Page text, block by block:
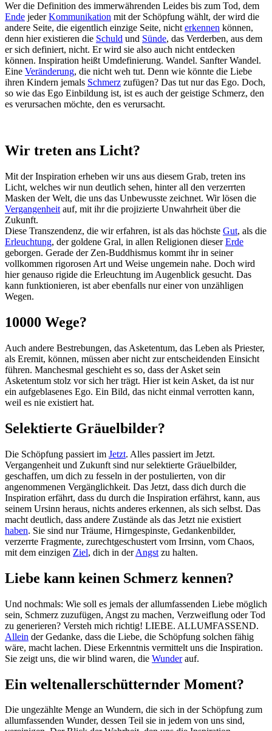
Wer die Definition des immerwährenden Leides bis zum Tod, dem
Ende jederKommunikation mit der Schöpfung wählt, der wird die
andere Seite, die eigentlich einzige Seite, nicht erkennen können,
denn hier existieren die Schuld und Sünde, das Verderben, aus dem
er sich definiert, nicht. Er wird sie also auch nicht entdecken
können. Inspiration heißt Umdefinierung. Wandel. Sanfter Wandel.
Eine Veränderung, die nicht weh tut. Denn wie könnte die Liebe
ihren Kindern jemals Schmerz zufügen? Das tut nur das Ego. Doch,
so wie das Ego Einbildung ist, ist es auch der geistige Schmerz, den
es verursachen möchte, den es verursacht.
Wir treten ans Licht?
Mit der Inspiration erheben wir uns aus diesem Grab, treten ins
Licht, welches wir nun deutlich sehen, hinter all den verzerrten
Masken der Welt, die uns das Unbewusste zeichnet. Wir lösen die
Vergangenheit auf, mit ihr die projizierte Unwahrheit über die
Zukunft.
Diese Transzendenz, die wir erfahren, ist als das höchste Gut, als die
Erleuchtung, der goldene Gral, in allen Religionen dieserErde
geborgen. Gerade der Zen-Buddhismus kommt ihr in seiner
vollkommen rigorosen Art und Weise ungemein nahe. Doch wird
hier genauso rigide die Erleuchtung im Augenblick gesucht. Das
kann funktionieren, ist aber ebenfalls nur einer von unzähligen
Wegen.
10000 Wege?
Auch andere Bestrebungen, das Asketentum, das Leben als Priester,
als Eremit, können, müssen aber nicht zur entscheidenden Einsicht
führen. Manchesmal geschieht es so, dass der Asket sein
Asketentum stolz vor sich her trägt. Hier ist kein Asket, da ist nur
ein aufgeblasenes Ego. Ein Bild, das nicht einmal verrotten kann,
weil es nie existiert hat.
Selektierte Gräuelbilder?
Die Schöpfung passiert im Jetzt. Alles passiert im Jetzt.
Vergangenheit und Zukunft sind nur selektierte Gräuelbilder,
geschaffen, um dich zu fesseln in der postulierten, von dir
angenommenen Vergänglichkeit. Das Jetzt, dass dich durch die
Inspiration erfährt, dass du durch die Inspiration erfährst, kann, aus
seinem Ursinn heraus, nichts anderes erkennen, als sich selbst. Das
macht deutlich, dass andere Zustände als das Jetzt nie existiert
haben. Sie sind nur Träume, Hirngespinste, Gedankenbilder,
verzerrte Fragmente, zurechtgeschustert vom Irrsinn, vom Chaos,
mit dem einzigen Ziel, dich in derAngst zu halten.
Liebe kann keinen Schmerz kennen?
Und nochmals: Wie soll es jemals der allumfassenden Liebe möglich
sein, Schmerz zuzufügen, Angst zu machen, Verzweiflung oder Tod
zu generieren? Versteh mich richtig! LIEBE. ALLUMFASSEND.
Allein der Gedanke, dass die Liebe, die Schöpfung solchen fähig
wäre, macht lachen. Diese Erkenntnis vermittelt uns die Inspiration.
Sie zeigt uns, die wir blind waren, die Wunderauf.
Ein weltenallerschütternder Moment?
Die ungezählte Menge an Wundern, die sich in der Schöpfung zum
allumfassenden Wunder, dessen Teil sie in jedem von uns sind,